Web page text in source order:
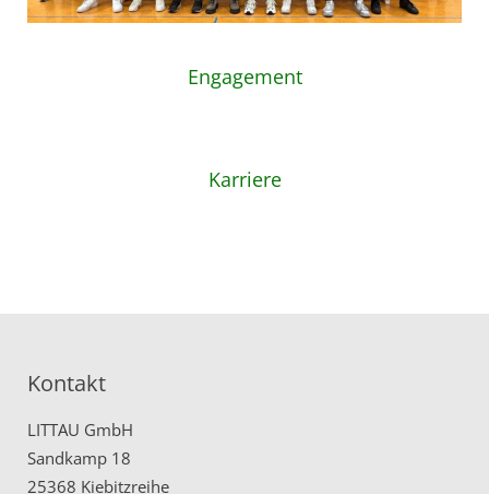
Engagement
Karriere
Kontakt
LITTAU GmbH
Sandkamp 18
25368 Kiebitzreihe